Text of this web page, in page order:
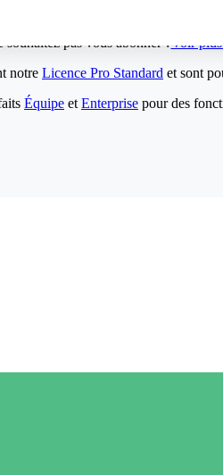
souhaitez pas vous abonner ?Voir
notre Licence Pro Standard et sont
Équipe et Enterprise pour des